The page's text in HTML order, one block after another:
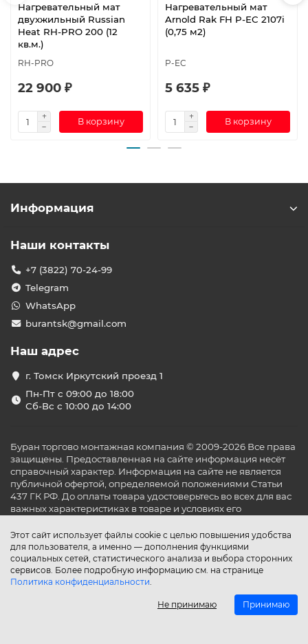
Нагревательный мат
двухжильный Russian
Heat RH-PRO 200 (12
кв.м.)
RH-PRO
22 900 ₽
В корзину
Нагревательный мат
Arnold Rak FH P-EC 2107i
(0,75 м2)
P-EC
5 635 ₽
В корзину
Этот сайт использует файлы cookie с целью повышения удобства
для пользователя, а именно — дополнения функциями
социальных сетей, статистического анализа и выбора сторонних
сервисов. Более подробную информацию см. на странице
Политика конфиденциальности.
Не принимаю Принимаю
Информация
Наши контакты
+7 (3822) 70-24-99
Telegram
WhatsApp
burantsk@gmail.com
Наш адрес
г. Томск Иркутский проезд 1
Пн-Пт с 09:00 до 18:00
Сб-Вс с 10:00 до 14:00
Буран торгово монтажная компания © 2009-2026 Все права
защищены. Предоставленная на сайте информация несёт
справочный характер. Информация на сайте не является
публичной офертой, определяемой положениями Статьи
437 ГК РФ. До оплаты товара удостоверьтесь во всех для вас
важных характеристиках в товаре и условиях его